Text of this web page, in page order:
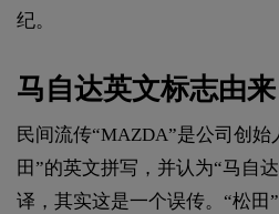
纪。
马自达英文标志由来
民间流传“MAZDA”是公司创
田”的英文拼写，并认为“马自
译，其实这是一个误传。“松田